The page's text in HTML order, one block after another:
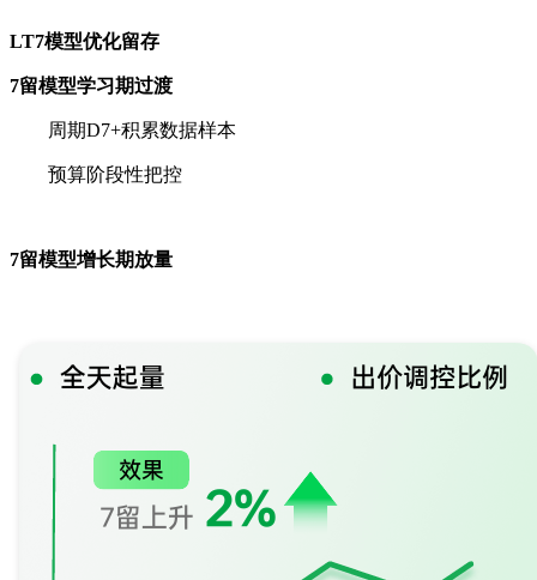
LT7模型优化留存
7留模型学习期过渡
周期D7+积累数据样本
预算阶段性把控
7留模型增长期放量